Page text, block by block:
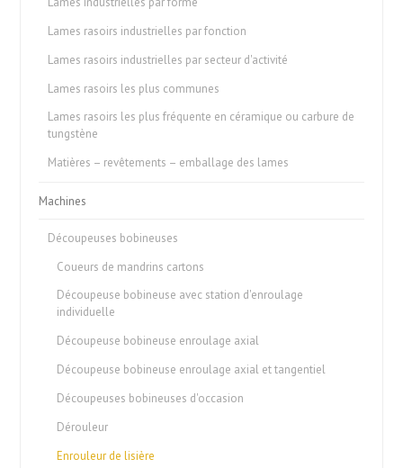
Lames rasoirs industrielles par fonction
Lames rasoirs industrielles par secteur d'activité
Lames rasoirs les plus communes
Lames rasoirs les plus fréquente en céramique ou carbure de
tungstène
Matières – revêtements – emballage des lames
Machines
Découpeuses bobineuses
Coueurs de mandrins cartons
Découpeuse bobineuse avec station d'enroulage
individuelle
Découpeuse bobineuse enroulage axial
Découpeuse bobineuse enroulage axial et tangentiel
Découpeuses bobineuses d'occasion
Dérouleur
Enrouleur de lisière